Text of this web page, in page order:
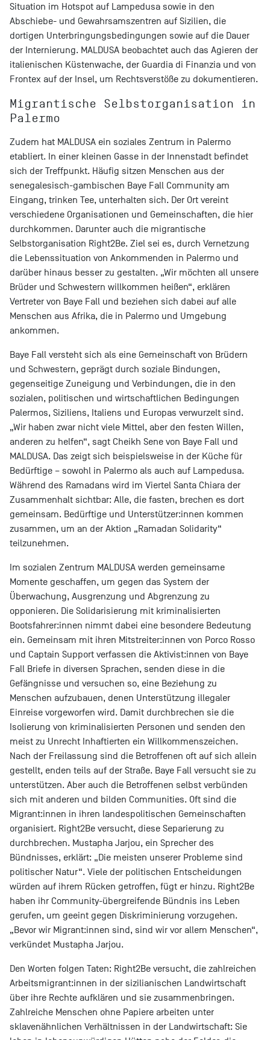
Situation im Hotspot auf Lampedusa sowie in den
Abschiebe- und Gewahrsamszentren auf Sizilien, die
dortigen Unterbringungsbedingungen sowie auf die Dauer
der Internierung. MALDUSA beobachtet auch das Agieren der
italienischen Küstenwache, der Guardia di Finanzia und von
Frontex auf der Insel, um Rechtsverstöße zu dokumentieren.
Migrantische Selbstorganisation in
Palermo
Zudem hat MALDUSA ein soziales Zentrum in Palermo
etabliert. In einer kleinen Gasse in der Innenstadt befindet
sich der Treffpunkt. Häufig sitzen Menschen aus der
senegalesisch-gambischen Baye Fall Community am
Eingang, trinken Tee, unterhalten sich. Der Ort vereint
verschiedene Organisationen und Gemeinschaften, die hier
durchkommen. Darunter auch die migrantische
Selbstorganisation Right2Be. Ziel sei es, durch Vernetzung
die Lebenssituation von Ankommenden in Palermo und
darüber hinaus besser zu gestalten. „Wir möchten all unsere
Brüder und Schwestern willkommen heißen“, erklären
Vertreter von Baye Fall und beziehen sich dabei auf alle
Menschen aus Afrika, die in Palermo und Umgebung
ankommen.
Baye Fall versteht sich als eine Gemeinschaft von Brüdern
und Schwestern, geprägt durch soziale Bindungen,
gegenseitige Zuneigung und Verbindungen, die in den
sozialen, politischen und wirtschaftlichen Bedingungen
Palermos, Siziliens, Italiens und Europas verwurzelt sind.
„Wir haben zwar nicht viele Mittel, aber den festen Willen,
anderen zu helfen“, sagt Cheikh Sene von Baye Fall und
MALDUSA. Das zeigt sich beispielsweise in der Küche für
Bedürftige – sowohl in Palermo als auch auf Lampedusa.
Während des Ramadans wird im Viertel Santa Chiara der
Zusammenhalt sichtbar: Alle, die fasten, brechen es dort
gemeinsam. Bedürftige und Unterstützer:innen kommen
zusammen, um an der Aktion „Ramadan Solidarity“
teilzunehmen.
Im sozialen Zentrum MALDUSA werden gemeinsame
Momente geschaffen, um gegen das System der
Überwachung, Ausgrenzung und Abgrenzung zu
opponieren. Die Solidarisierung mit kriminalisierten
Bootsfahrer:innen nimmt dabei eine besondere Bedeutung
ein. Gemeinsam mit ihren Mitstreiter:innen von Porco Rosso
und Captain Support verfassen die Aktivist:innen von Baye
Fall Briefe in diversen Sprachen, senden diese in die
Gefängnisse und versuchen so, eine Beziehung zu
Menschen aufzubauen, denen Unterstützung illegaler
Einreise vorgeworfen wird. Damit durchbrechen sie die
Isolierung von kriminalisierten Personen und senden den
meist zu Unrecht Inhaftierten ein Willkommenszeichen.
Nach der Freilassung sind die Betroffenen oft auf sich allein
gestellt, enden teils auf der Straße. Baye Fall versucht sie zu
unterstützen. Aber auch die Betroffenen selbst verbünden
sich mit anderen und bilden Communities. Oft sind die
Migrant:innen in ihren landespolitischen Gemeinschaften
organisiert. Right2Be versucht, diese Separierung zu
durchbrechen. Mustapha Jarjou, ein Sprecher des
Bündnisses, erklärt: „Die meisten unserer Probleme sind
politischer Natur“. Viele der politischen Entscheidungen
würden auf ihrem Rücken getroffen, fügt er hinzu. Right2Be
haben ihr Community-übergreifende Bündnis ins Leben
gerufen, um geeint gegen Diskriminierung vorzugehen.
„Bevor wir Migrant:innen sind, sind wir vor allem Menschen“,
verkündet Mustapha Jarjou.
Den Worten folgen Taten: Right2Be versucht, die zahlreichen
Arbeitsmigrant:innen in der sizilianischen Landwirtschaft
über ihre Rechte aufklären und sie zusammenbringen.
Zahlreiche Menschen ohne Papiere arbeiten unter
sklavenähnlichen Verhältnissen in der Landwirtschaft: Sie